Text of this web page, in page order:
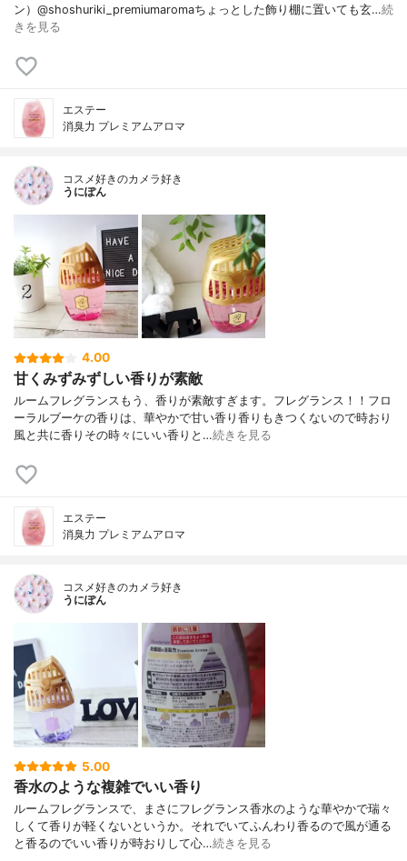
ン）@shoshuriki_premiumaromaちょっとした飾り棚に置いても玄…続
きを見る
エステー
消臭力 プレミアムアロマ
コスメ好きのカメラ好き
うにぽん
4.00
甘くみずみずしい香りが素敵
ルームフレグランスもう、香りが素敵すぎます。フレグランス！！フロ
ーラルブーケの香りは、華やかで甘い香り香りもきつくないので時おり
風と共に香りその時々にいい香りと…続きを見る
エステー
消臭力 プレミアムアロマ
コスメ好きのカメラ好き
うにぽん
5.00
香水のような複雑でいい香り
ルームフレグランスで、まさにフレグランス香水のような華やかで瑞々
しくて香りが軽くないというか。それでいてふんわり香るので風が通る
と香るのでいい香りが時おりして心…続きを見る